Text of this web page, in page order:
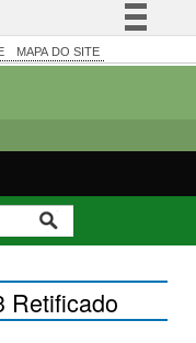
Simplifique!
à informação
Canais
MAPA DO SITE
Retificado